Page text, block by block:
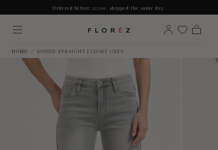
Skip toOrdered before 12:00, shipped the same day.
Betaal achteraf met Klarna
Free shipping on all products
HOME / SOPHIE STRAIGHT | LIGHT GREY